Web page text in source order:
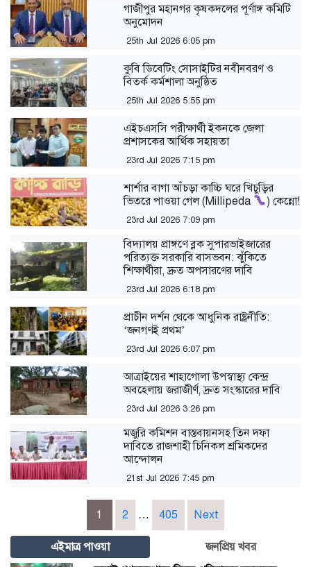
গাজীপুর মহানগর কৃষকদলের পূর্ণাঙ্গ কমিটি
অনুমোদন
25th Jul 2026 6:05 pm
কুবি ডিবেটিং সোসাইটির নবীনবরণ ও
বিতর্ক কর্মশালা অনুষ্ঠিত
25th Jul 2026 5:55 pm
এইচএসসি পরীক্ষার্থী ইকনকে জেলা
প্রশাসকের আর্থিক সহায়তা
23rd Jul 2026 7:15 pm
শার্শার বাগা আঁচড়া কাচ্চি ঘরে খিচুড়ির
ভিতরে পাওয়া গেল (Millipeda
) কেন্নো!
23rd Jul 2026 7:09 pm
বিদ্যালয় প্রাঙ্গণে ব্লক সুপারভাইজারের
পরিত্যক্ত সরকারি বাসভবন: ঝুঁকিতে
শিক্ষার্থীরা, দ্রুত অপসারণের দাবি
23rd Jul 2026 6:18 pm
প্রাচীন দর্শন থেকে আধুনিক রাষ্ট্রনীতি:
‘জনগণই প্রথম’
23rd Jul 2026 6:07 pm
আত্রাইয়ের শাহাগোলা উপস্বাস্থ্য কেন্দ্র
অবহেলায় জরাজীর্ণ, দ্রুত সংস্কারের দাবি
23rd Jul 2026 3:26 pm
মজুরি কমিশন বাস্তবায়নসহ তিন দফা
দাবিতে রাজশাহী চিনিকল শ্রমিকদের
আন্দোলন
21st Jul 2026 7:45 pm
pagination
1 2 … 405 Next
এইমাত্র পাওয়া
জনপ্রিয় খবর